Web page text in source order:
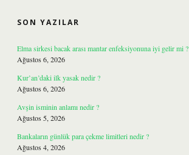
SON YAZILAR
Elma sirkesi bacak arası mantar enfeksiyonuna iyi gelir mi ?
Ağustos 6, 2026
Kur’an’daki ilk yasak nedir ?
Ağustos 6, 2026
Avşin isminin anlamı nedir ?
Ağustos 5, 2026
Bankaların günlük para çekme limitleri nedir ?
Ağustos 4, 2026